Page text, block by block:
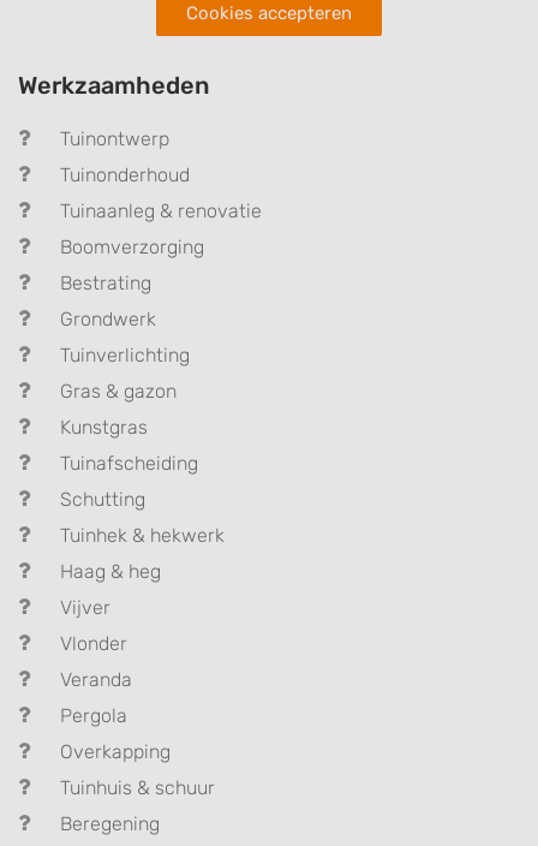
Cookies accepteren
Werkzaamheden
Tuinontwerp
Tuinonderhoud
Tuinaanleg & renovatie
Boomverzorging
Bestrating
Grondwerk
Tuinverlichting
Gras & gazon
Kunstgras
Tuinafscheiding
Schutting
Tuinhek & hekwerk
Haag & heg
Vijver
Vlonder
Veranda
Pergola
Overkapping
Tuinhuis & schuur
Beregening